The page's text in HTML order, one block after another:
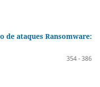
ataques Ransomware:
354 - 386